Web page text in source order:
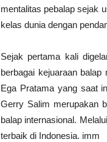
mentalitas pebalap sejak
kelas dunia dengan
Sejak pertama kali
berbagai kejuaraan
Ega Pratama yang saat
Gerry Salim merupakan
balap internasional.
terbaik di Indonesia. imm